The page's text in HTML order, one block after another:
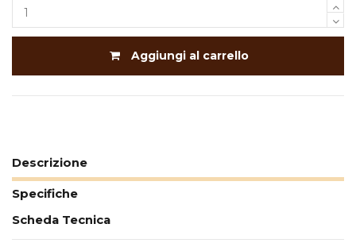
Aggiungi al carrello
Descrizione
Specifiche
Scheda Tecnica